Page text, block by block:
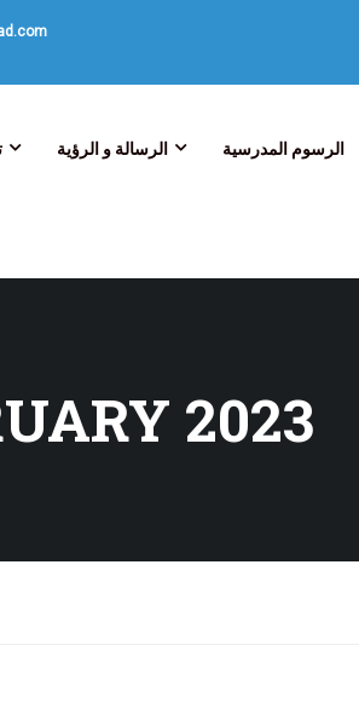
الرسالة و الرؤية الرسوم المدرسية
2023